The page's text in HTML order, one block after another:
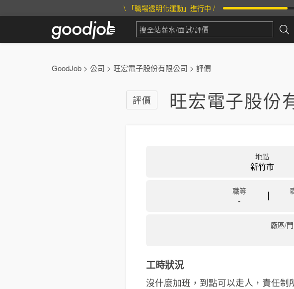
\ 「職場透明化運動」進行中 /
GoodJob > 公司 > 旺宏電子股份有限公司 > 評價
評價 旺宏電子股份
地點
新竹市
職等
-
廠區/
工時狀況
沒什麼加班，到點可以走人，責任制